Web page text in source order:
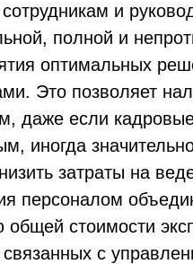
и
полной и
оптимальных
Это позволяет
даже если
иногда
затраты на
персоналом
общей стоимости
с